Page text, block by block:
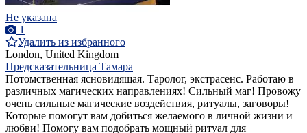
Не указана
1
Удалить из избранного
London, United Kingdom
Предсказательница Тамара
Потомственная ясновидящая. Таролог, экстрасенс. Работаю в
различных магических направлениях! Сильный маг! Провожу
очень сильные магические воздействия, ритуалы, заговоры!
Которые помогут вам добиться желаемого в личной жизни и
любви! Помогу вам подобрать мощный ритуал для